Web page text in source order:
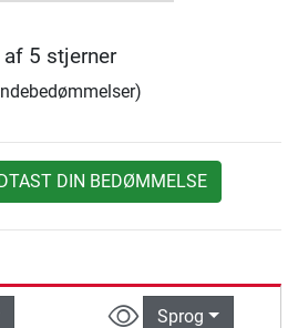
af 5 stjerner
DIN BEDØMMELSE
Sprog